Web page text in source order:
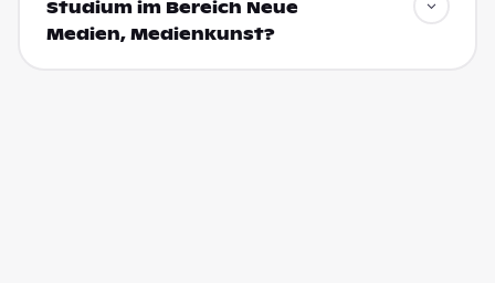
Studium im Bereich Neue
Medien, Medienkunst?